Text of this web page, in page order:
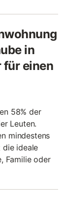
in
für einen
58% der
Leuten.
mindestens
die ideale
Familie oder